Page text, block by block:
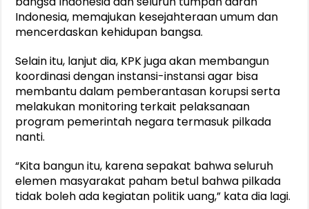
Indonesia, memajukan kesejahteraan umum dan
mencerdaskan kehidupan bangsa.
Selain itu, lanjut dia, KPK juga akan membangun
koordinasi dengan instansi-instansi agar bisa
membantu dalam pemberantasan korupsi serta
melakukan monitoring terkait pelaksanaan
program pemerintah negara termasuk pilkada
nanti.
“Kita bangun itu, karena sepakat bahwa seluruh
elemen masyarakat paham betul bahwa pilkada
tidak boleh ada kegiatan politik uang,” kata dia lagi.